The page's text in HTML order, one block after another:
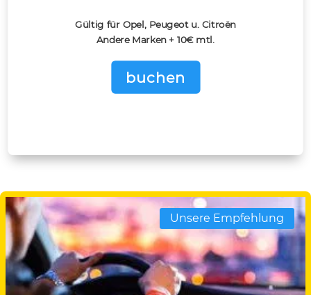
Gültig für Opel, Peugeot u. Citroën
Andere Marken + 10€ mtl.
buchen
Unsere Empfehlung